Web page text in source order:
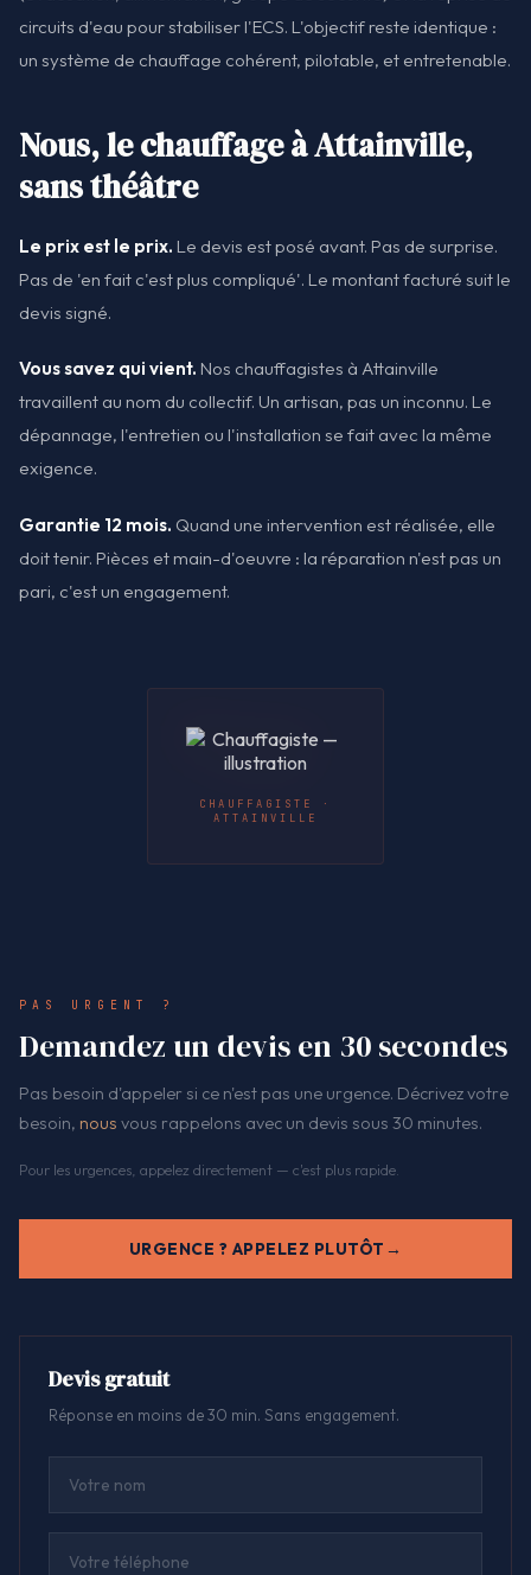
circuits d'eau pour stabiliser l'ECS. L'objectif reste identique :
un système de chauffage cohérent, pilotable, et entretenable.
Nous, le chauffage à Attainville,
sans théâtre
Le prix est le prix. Le devis est posé avant. Pas de surprise.
Pas de 'en fait c'est plus compliqué'. Le montant facturé suit le
devis signé.
Vous savez qui vient. Nos chauffagistes à Attainville
travaillent au nom du collectif. Un artisan, pas un inconnu. Le
dépannage, l'entretien ou l'installation se fait avec la même
exigence.
Garantie 12 mois. Quand une intervention est réalisée, elle
doit tenir. Pièces et main-d'oeuvre : la réparation n'est pas un
pari, c'est un engagement.
CHAUFFAGISTE ·
ATTAINVILLE
PAS URGENT ?
Demandez un devis en 30 secondes
Pas besoin d'appeler si ce n'est pas une urgence. Décrivez votre
besoin, nous vous rappelons avec un devis sous 30 minutes.
Pour les urgences, appelez directement — c'est plus rapide.
URGENCE ? APPELEZ PLUTÔT
Devis gratuit
Réponse en moins de 30 min. Sans engagement.